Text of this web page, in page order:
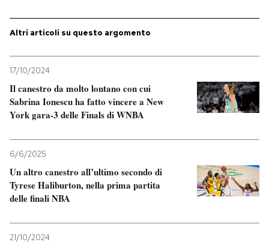
SHOP
CALENDARIO
AREA PERSONALE
Altri articoli su questo argomento
17/10/2024
Il canestro da molto lontano con cui
Sabrina Ionescu ha fatto vincere a New
York gara-3 delle Finals di WNBA
6/6/2025
Un altro canestro all’ultimo secondo di
Tyrese Haliburton, nella prima partita
delle finali NBA
21/10/2024